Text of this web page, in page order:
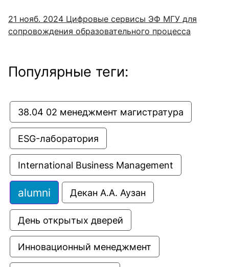
21 нояб. 2024 Цифровые сервисы ЭФ МГУ для
сопровождения образовательного процесса
Популярные теги:
38.04 02 менеджмент магистратура
ESG-лаборатория
International Business Management
alumni Декан А.А. Аузан
День открытых дверей
Инновационный менеджмент